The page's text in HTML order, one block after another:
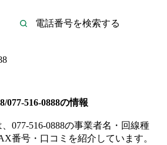
077-516-0888の情報
077-516-0888の事業者名・回線種
番号・口コミを紹介しています。